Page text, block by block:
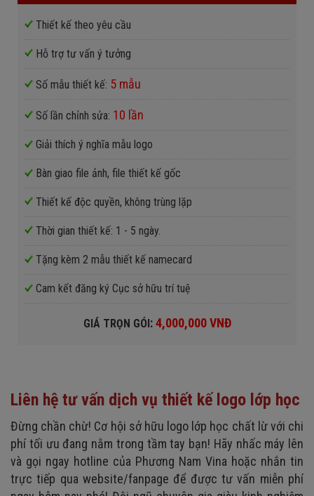
Thiết kế theo yêu cầu
Hỗ trợ tư vấn ý tưởng
Số mẫu thiết kế: 5 mẫu
Số lần chỉnh sửa: 10 lần
Giải thích ý nghĩa mẫu logo
Bàn giao file ảnh, file thiết kế gốc
Thiết kế độc quyền, không trùng lặp
Thời gian thiết kế: 1 - 5 ngày.
Tặng kèm 2 mẫu thiết kế namecard
Cam kết đăng ký Cục sở hữu trí tuệ
GIÁ TRỌN GÓI:4,000,000 VNĐ
Liên hệ tư vấn dịch vụ thiết kế logo lớp học
Đừng chần chừ! Cơ hội sở hữu logo lớp học chất lừ với chi
phí tối ưu đang nằm trong tầm tay bạn! Hãy nhấc máy lên
và gọi ngay hotline của Phương Nam Vina hoặc nhắn tin
trực tiếp qua website/fanpage để được tư vấn miễn phí